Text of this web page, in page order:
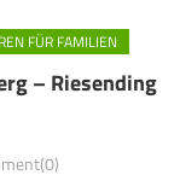
FÜR FAMILIEN
– Riesending